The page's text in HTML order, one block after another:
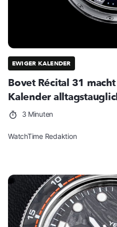
EWIGER KALENDER
Bovet Récital 31
Kalender
3 Minuten
WatchTime Redaktion